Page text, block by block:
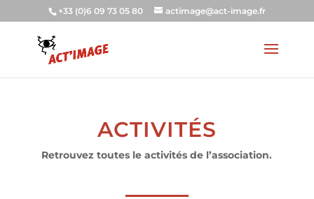
+33 (0)6 09 73 05 80 actimage@act-image.fr
ACTIVITÉS
Retrouvez toutes le activités de l’association.